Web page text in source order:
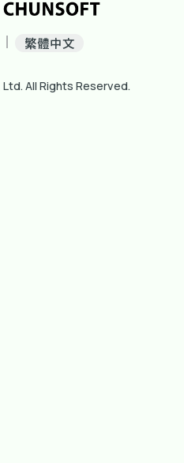
繁體中文
All Rights Reserved.